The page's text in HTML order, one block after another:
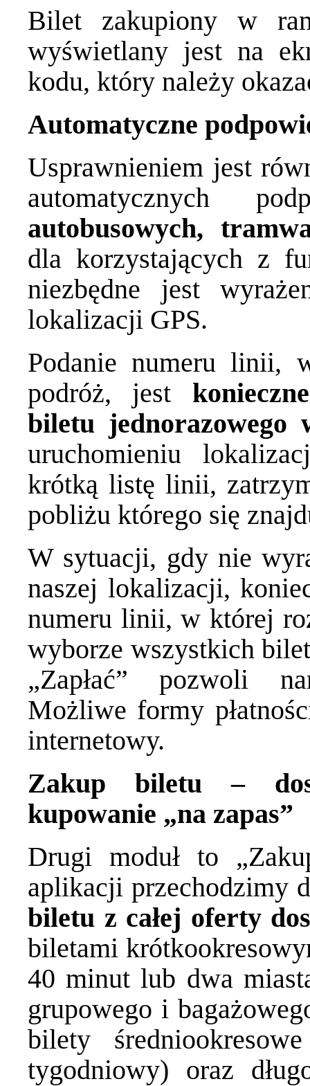
Bilet zakupiony w
wyświetlany jest na
kodu, który należy
Automatyczne
Usprawnieniem jest
automatycznych
autobusowych,
dla korzystających z
niezbędne jest
lokalizacji GPS.
Podanie numeru linii,
podróż, jest
biletu
uruchomieniu
krótką listę linii,
pobliżu którego się
W sytuacji, gdy nie
naszej lokalizacji,
numeru linii, w której
wyborze wszystkich
„Zapłać” pozwoli
Możliwe formy
internetowy.
Zakup biletu –
kupowanie „na zapas”
Drugi moduł to
aplikacji przechodzimy
biletu z całej oferty
biletami
40 minut lub dwa
grupowego i
bilety
tygodniowy) oraz